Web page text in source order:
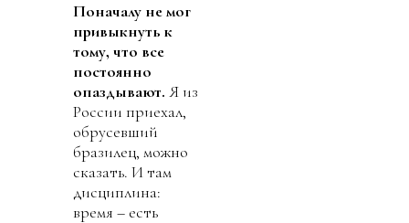
Поначалу не мог
привыкнуть к
тому, что все
постоянно
опаздывают. Я из
России приехал,
обрусевший
бразилец, можно
сказать. И там
дисциплина:
время – есть